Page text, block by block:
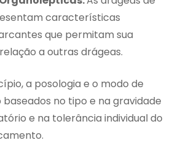
características
que permitam sua
a outras drágeas.
a posologia e o modo de
no tipo e na gravidade
e na tolerância individual do